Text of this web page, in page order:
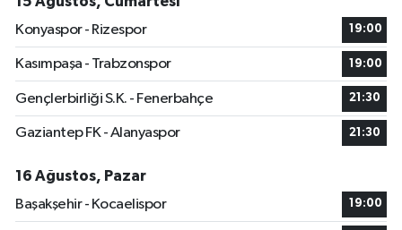
Konyaspor - Rizespor
19:00
Kasımpaşa - Trabzonspor 19:00
Gençlerbirliği S.K. - Fenerbahçe 21:30
Gaziantep FK - Alanyaspor 21:30
16 Ağustos, Pazar
Başakşehir - Kocaelispor
19:00